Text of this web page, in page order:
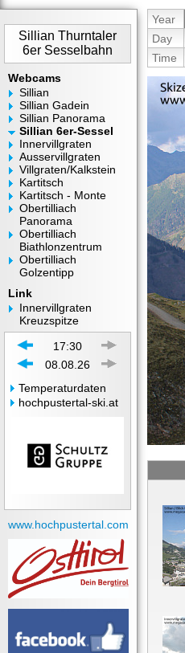
Sillian Thurntaler
6er Sesselbahn
Webcams
Sillian
Sillian Gadein
Sillian Panorama
Sillian 6er-Sessel
Innervillgraten
Ausservillgraten
Villgraten/Kalkstein
Kartitsch
Kartitsch - Monte
Obertilliach
Panorama
Obertilliach
Biathlonzentrum
Obertilliach
Golzentipp
Link
Innervillgraten
Kreuzspitze
17:30
08.08.26
Temperaturdaten
hochpustertal-ski.at
www.hochpustertal.com
Year
Day
Time